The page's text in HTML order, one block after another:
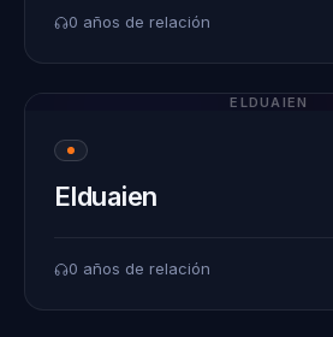
0 años de relación
ELDUAIEN
Elduaien
0 años de relación